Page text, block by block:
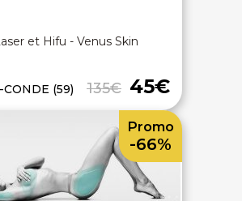
et Hifu - Venus Skin
135€ 45€
CONDE (59)
Promo
-66%